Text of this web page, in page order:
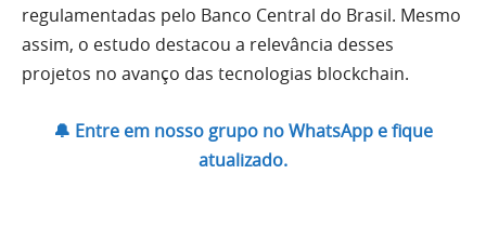
regulamentadas pelo Banco Central do Brasil. Mesmo
assim, o estudo destacou a relevância desses
projetos no avanço das tecnologias blockchain.
🔔 Entre em nosso grupo no WhatsApp e fique
atualizado.